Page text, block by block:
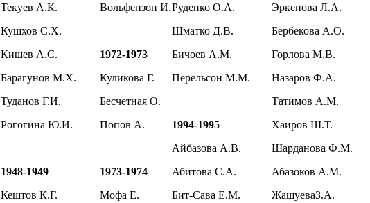
Текуев А.К.
Кушхов С.Х.
Кишев А.С.
Барагунов М.Х.
Туданов Г.И.
Рогогина Ю.И.
1948-1949
Кештов К.Г.
Вольфензон И.
1972-1973
Куликова Г.
Бесчетная О.
Попов А.
1973-1974
Мофа Е.
Руденко О.А.
Шматко Д.В.
Бичоев А.М.
Перельсон М.М.
1994-1995
Айбазова А.В.
Абитова С.А.
Бит-Сава Е.М.
Эркенова Л.А.
Бербекова А.О.
Горлова М.В.
Назаров Ф.А.
Татимов А.М.
Хаиров Ш.Т.
Шарданова Ф.М.
Абазоков А.М.